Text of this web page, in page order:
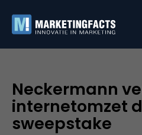
Neckermann
internetomzet
sweepstake